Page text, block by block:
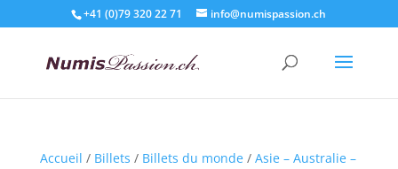
+41 (0)79 320 22 71 info@numispassion.ch
Accueil / Billets / Billets du monde/ Asie – Australie –